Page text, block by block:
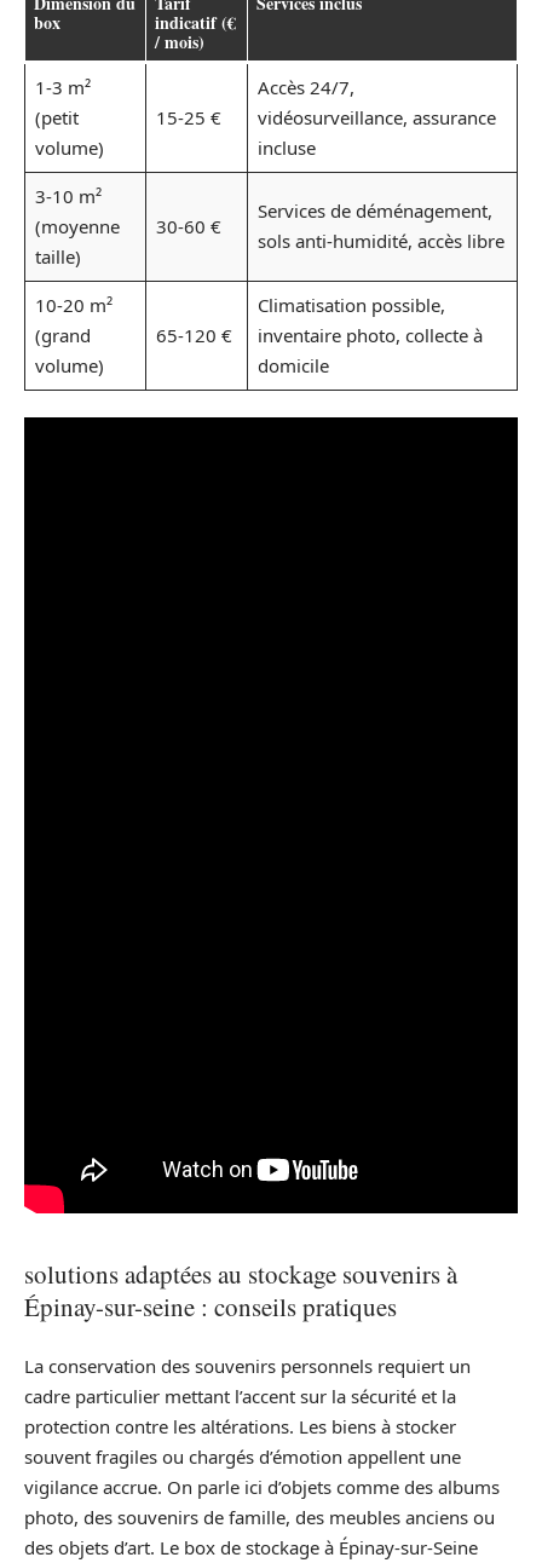
box indicatif (€
/ mois)
1-3 m²
(petit
volume)
15-25 €
Accès 24/7,
vidéosurveillance, assurance
incluse
3-10 m²
(moyenne
taille)
30-60 €
Services de déménagement,
sols anti-humidité, accès libre
10-20 m²
(grand
volume)
65-120 €
Climatisation possible,
inventaire photo, collecte à
domicile
solutions adaptées au stockage souvenirs à
Épinay-sur-seine : conseils pratiques
La conservation des souvenirs personnels requiert un
cadre particulier mettant l’accent sur la sécurité et la
protection contre les altérations. Les biens à stocker
souvent fragiles ou chargés d’émotion appellent une
vigilance accrue. On parle ici d’objets comme des albums
photo, des souvenirs de famille, des meubles anciens ou
des objets d’art. Le box de stockage à Épinay-sur-Seine